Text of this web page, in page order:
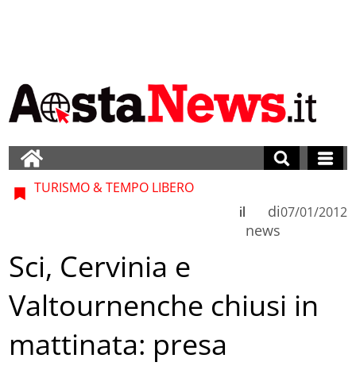
TURISMO & TEMPO LIBERO
di
news
il 07/01/2012
Sci, Cervinia e
Valtournenche chiusi in
mattinata: presa